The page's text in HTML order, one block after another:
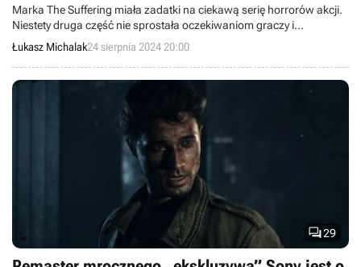
Marka The Suffering miała zadatki na ciekawą serię horrorów akcji.
Niestety druga część nie sprostała oczekiwaniom graczy i
recenzentów, przyniosła ogromne straty i pogrzebała nadzieje na
dalsze kontynuacje. A szkoda, bo to wciąż dobre gry – szczególnie
jedynka.
Łukasz Michalak24 sierpnia 2024 20:00
29